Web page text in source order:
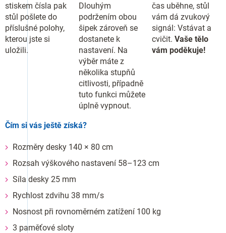
stiskem čísla pak
stůl pošlete do
příslušné polohy,
kterou jste si
uložili.
Dlouhým
podržením obou
šipek zároveň se
dostanete k
nastavení. Na
výběr máte z
několika stupňů
citlivosti, případně
tuto funkci můžete
úplně vypnout.
čas uběhne, stůl
vám dá zvukový
signál: Vstávat a
cvičit.Vaše tělo
vám poděkuje!
Čím si vás ještě získá?
Rozměry desky 140 × 80 cm
Rozsah výškového nastavení 58–123 cm
Síla desky 25 mm
Rychlost zdvihu 38 mm/s
Nosnost při rovnoměrném zatížení 100 kg
3 paměťové sloty